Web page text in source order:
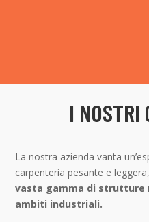
I NOSTRI
La nostra azienda vanta
carpenteria pesante e
vasta gamma di strutture
ambiti industriali.